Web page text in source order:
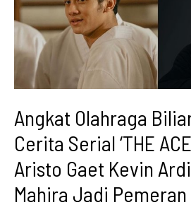
Doa
di
Balik
Lahirnya
Paragon
Angkat Olahraga
Cerita Serial ‘THE
Aristo Gaet Kevin
Mahira Jadi Pemeran